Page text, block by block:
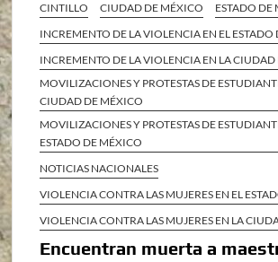
CINTILLO CIUDAD DE MÉXICO
ESTADO DE
INCREMENTO DE LA VIOLENCIA EN EL ESTADO
INCREMENTO DE LA VIOLENCIA EN LA
MOVILIZACIONES Y PROTESTAS DE
CIUDAD DE MÉXICO
MOVILIZACIONES Y PROTESTAS DE
ESTADO DE MÉXICO
NOTICIAS NACIONALES
VIOLENCIA CONTRA LAS MUJERES EN EL
VIOLENCIA CONTRA LAS MUJERES EN LA
Encuentran muerta a